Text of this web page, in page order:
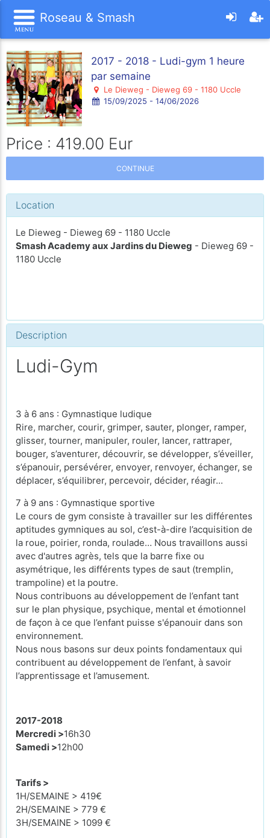
Roseau & Smash
2017 - 2018 - Ludi-gym 1 heure
par semaine
Le Dieweg - Dieweg 69 - 1180 Uccle
15/09/2025 - 14/06/2026
Price : 419.00 Eur
CONTINUE
Location
Le Dieweg - Dieweg 69 - 1180 Uccle
Smash Academy aux Jardins du Dieweg - Dieweg 69 -
1180 Uccle
Description
Ludi-Gym
3 à 6 ans : Gymnastique ludique
Rire, marcher, courir, grimper, sauter, plonger, ramper,
glisser, tourner, manipuler, rouler, lancer, rattraper,
bouger, s’aventurer, découvrir, se développer, s’éveiller,
s’épanouir, persévérer, envoyer, renvoyer, échanger, se
déplacer, s’équilibrer, ­percevoir, décider, réagir...
7 à 9 ans : Gymnastique sportive
Le cours de gym consiste à travailler sur les différentes
aptitudes gymniques au sol, c’est-à-dire l’acquisition de
la roue, poirier, ronda, roulade… Nous travaillons aussi
avec d'autres agrès, tels que la barre fixe ou
asymétrique, les différents types de saut (tremplin,
trampoline) et la poutre.
Nous contribuons au développement de l’enfant tant
sur le plan physique, psychique, mental et émotionnel
de façon à ce que l’enfant puisse s'épanouir dans son
environnement.
Nous nous basons sur deux points fondamentaux qui
contribuent au développement de l’enfant, à savoir
l’apprentissage et l’amusement.
2017-2018
Mercredi >16h30
Samedi >12h00
Tarifs >
1H/SEMAINE > 419€
2H/SEMAINE > 779 €
3H/SEMAINE > 1099 €